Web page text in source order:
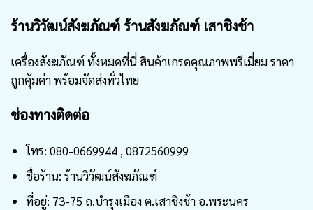
ร้านวิวัฒน์สังฆภัณฑ์ ร้านสังฆภัณฑ์ เสาชิงช้า
เครื่องสังฆภัณฑ์ ทั้งหมดที่นี่ สินค้าเกรดคุณภาพพรีเมี่ยม ราคา
ถูกคุ้มค่า พร้อมจัดส่งทั่วไทย
ช่องทางติดต่อ
โทร: 080-0669944 , 0872560999
ชื่อร้าน: ร้านวิวัฒน์สังฆภัณฑ์
ที่อยู่: 73-75 ถ.บำรุงเมือง ต.เสาชิงช้า อ.พระนคร